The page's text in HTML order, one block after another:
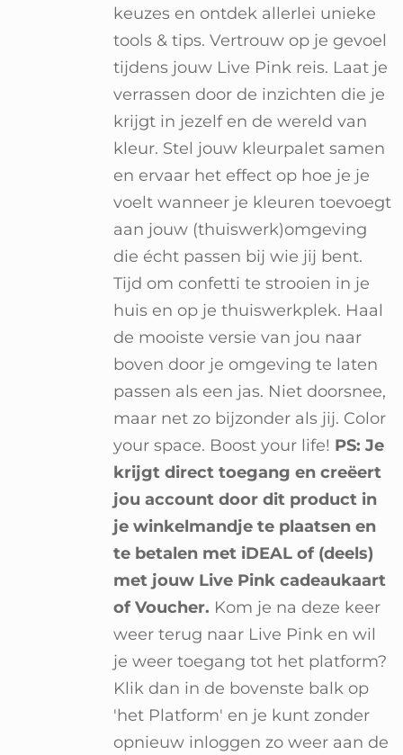
keuzes en ontdek allerlei unieke
tools & tips. Vertrouw op je gevoel
tijdens jouw Live Pink reis. Laat je
verrassen door de inzichten die je
krijgt in jezelf en de wereld van
kleur. Stel jouw kleurpalet samen
en ervaar het effect op hoe je je
voelt wanneer je kleuren toevoegt
aan jouw (thuiswerk)omgeving
die écht passen bij wie jij bent.
Tijd om confetti te strooien in je
huis en op je thuiswerkplek. Haal
de mooiste versie van jou naar
boven door je omgeving te laten
passen als een jas. Niet doorsnee,
maar net zo bijzonder als jij. Color
your space. Boost your life! PS: Je
krijgt direct toegang en creëert
jou account door dit product in
je winkelmandje te plaatsen en
te betalen met iDEAL of (deels)
met jouw Live Pink cadeaukaart
of Voucher. Kom je na deze keer
weer terug naar Live Pink en wil
je weer toegang tot het platform?
Klik dan in de bovenste balk op
'het Platform' en je kunt zonder
opnieuw inloggen zo weer aan de